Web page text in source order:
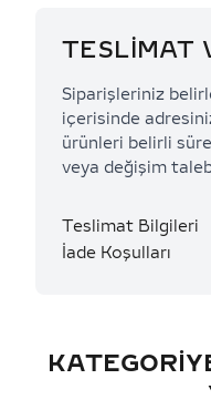
TESLİMAT
Siparişleriniz
içerisinde
ürünleri belirli
veya değişim
Teslimat Bilgileri
İade Koşulları